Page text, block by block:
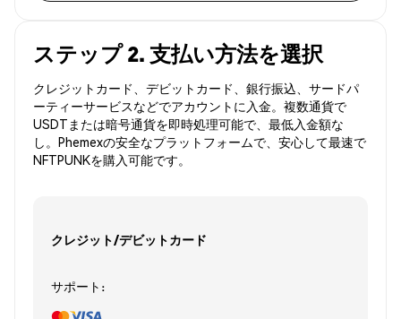
ステップ 2. 支払い方法を選択
クレジットカード、デビットカード、銀行振込、サードパ
ーティーサービスなどでアカウントに入金。複数通貨で
USDTまたは暗号通貨を即時処理可能で、最低入金額な
し。Phemexの安全なプラットフォームで、安心して最速で
NFTPUNKを購入可能です。
クレジット/デビットカード
サポート: